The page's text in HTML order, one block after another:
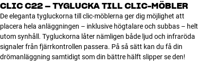
CLIC C22 – TYGLUCKA TILL CLIC-MÖBLER
De eleganta tygluckorna till clic-möblerna ger dig möjlighet att
placera hela anläggningen – inklusive högtalare och subbas – helt
utom synhåll. Tygluckorna låter nämligen både ljud och infraröda
signaler från fjärrkontrollen passera. På så sätt kan du få din
drömanläggning samtidigt som din bättre hälft slipper se den!